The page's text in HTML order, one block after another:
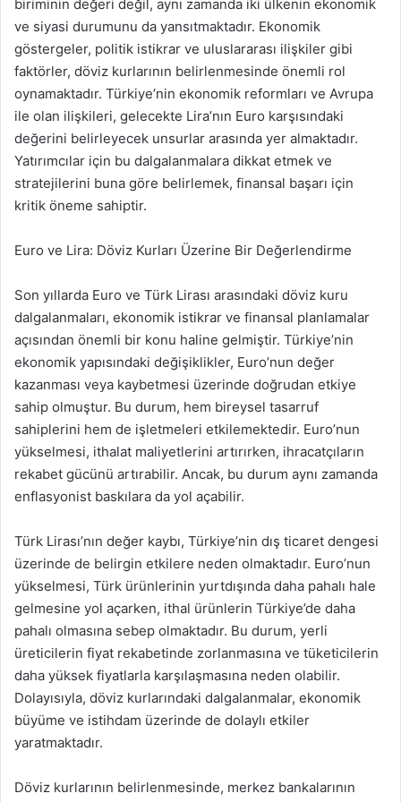
biriminin değeri değil, aynı zamanda iki ülkenin ekonomik
ve siyasi durumunu da yansıtmaktadır. Ekonomik
göstergeler, politik istikrar ve uluslararası ilişkiler gibi
faktörler, döviz kurlarının belirlenmesinde önemli rol
oynamaktadır. Türkiye’nin ekonomik reformları ve Avrupa
ile olan ilişkileri, gelecekte Lira’nın Euro karşısındaki
değerini belirleyecek unsurlar arasında yer almaktadır.
Yatırımcılar için bu dalgalanmalara dikkat etmek ve
stratejilerini buna göre belirlemek, finansal başarı için
kritik öneme sahiptir.
Euro ve Lira: Döviz Kurları Üzerine Bir Değerlendirme
Son yıllarda Euro ve Türk Lirası arasındaki döviz kuru
dalgalanmaları, ekonomik istikrar ve finansal planlamalar
açısından önemli bir konu haline gelmiştir. Türkiye’nin
ekonomik yapısındaki değişiklikler, Euro’nun değer
kazanması veya kaybetmesi üzerinde doğrudan etkiye
sahip olmuştur. Bu durum, hem bireysel tasarruf
sahiplerini hem de işletmeleri etkilemektedir. Euro’nun
yükselmesi, ithalat maliyetlerini artırırken, ihracatçıların
rekabet gücünü artırabilir. Ancak, bu durum aynı zamanda
enflasyonist baskılara da yol açabilir.
Türk Lirası’nın değer kaybı, Türkiye’nin dış ticaret dengesi
üzerinde de belirgin etkilere neden olmaktadır. Euro’nun
yükselmesi, Türk ürünlerinin yurtdışında daha pahalı hale
gelmesine yol açarken, ithal ürünlerin Türkiye’de daha
pahalı olmasına sebep olmaktadır. Bu durum, yerli
üreticilerin fiyat rekabetinde zorlanmasına ve tüketicilerin
daha yüksek fiyatlarla karşılaşmasına neden olabilir.
Dolayısıyla, döviz kurlarındaki dalgalanmalar, ekonomik
büyüme ve istihdam üzerinde de dolaylı etkiler
yaratmaktadır.
Döviz kurlarının belirlenmesinde, merkez bankalarının